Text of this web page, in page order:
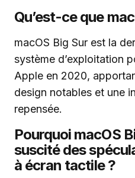
Qu’est-ce que
macOS Big Sur est la
système d’exploitation
Apple en 2020,
design notables et une
repensée.
Pourquoi macOS
suscité des
à écran tactile ?